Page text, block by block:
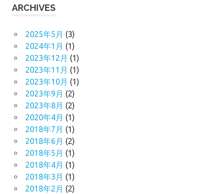
ARCHIVES
2025年5月 (3)
2024年1月 (1)
2023年12月 (1)
2023年11月 (1)
2023年10月 (1)
2023年9月 (2)
2023年8月 (2)
2020年4月 (1)
2018年7月 (1)
2018年6月 (2)
2018年5月 (1)
2018年4月 (1)
2018年3月 (1)
2018年2月 (2)